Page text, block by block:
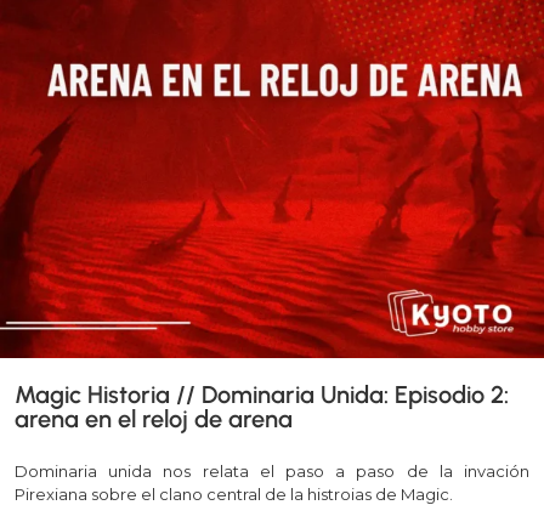
Magic Historia // Dominaria Unida: Episodio 2:
arena en el reloj de arena
Dominaria unida nos relata el paso a paso de la invación
Pirexiana sobre el clano central de la histroias de Magic.